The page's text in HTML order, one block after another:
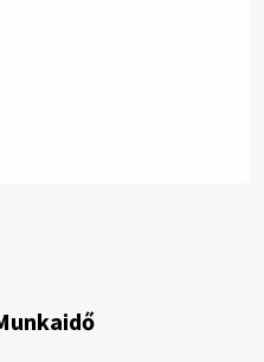
ÉRTETŐDŐ. A tartós